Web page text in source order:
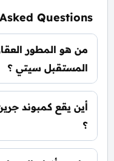
Questions
من هو المطور
المستقبل سيتي ؟
Developments.
أين يقع كمبوند
؟
يقع كمبوند جرين
علي شارع محمد بن